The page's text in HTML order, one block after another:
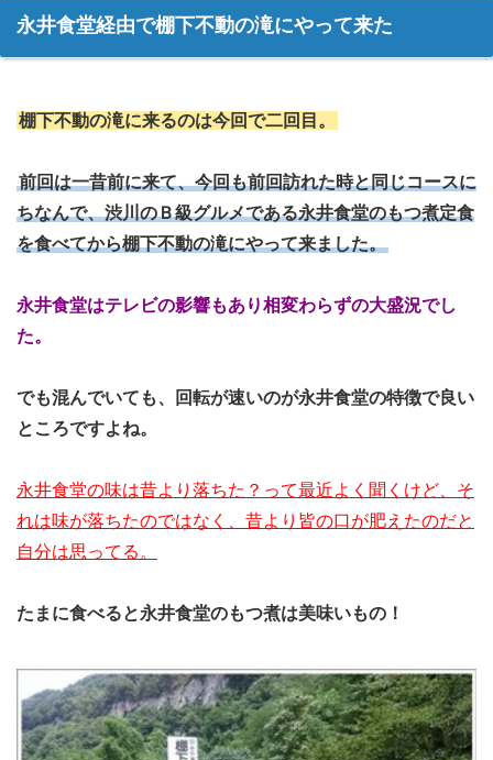
永井食堂経由で棚下不動の滝にやって来た
棚下不動の滝に来るのは今回で二回目。
前回は一昔前に来て、今回も前回訪れた時と同じコースに
ちなんで、渋川のＢ級グルメである永井食堂のもつ煮定食
を食べてから棚下不動の滝にやって来ました。
永井食堂はテレビの影響もあり相変わらずの大盛況でし
た。
でも混んでいても、回転が速いのが永井食堂の特徴で良い
ところですよね。
永井食堂の味は昔より落ちた？って最近よく聞くけど、そ
れは味が落ちたのではなく、昔より皆の口が肥えたのだと
自分は思ってる。
たまに食べると永井食堂のもつ煮は美味いもの！